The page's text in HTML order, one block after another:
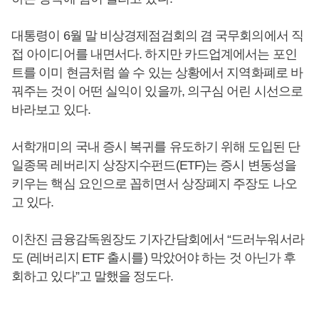
대통령이 6월 말 비상경제점검회의 겸 국무회의에서 직
접 아이디어를 내면서다. 하지만 카드업계에서는 포인
트를 이미 현금처럼 쓸 수 있는 상황에서 지역화폐로 바
꿔주는 것이 어떤 실익이 있을까, 의구심 어린 시선으로
바라보고 있다.
서학개미의 국내 증시 복귀를 유도하기 위해 도입된 단
일종목 레버리지 상장지수펀드(ETF)는 증시 변동성을
키우는 핵심 요인으로 꼽히면서 상장폐지 주장도 나오
고 있다.
이찬진 금융감독원장도 기자간담회에서 “드러누워서라
도 (레버리지 ETF 출시를) 막았어야 하는 것 아닌가 후
회하고 있다”고 말했을 정도다.